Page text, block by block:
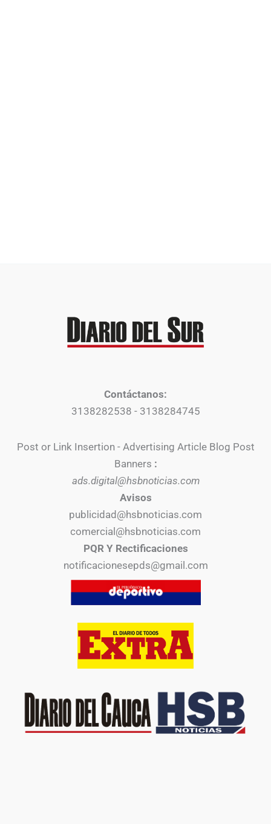
Contáctanos:
3138282538 - 3138284745
Post or Link Insertion - Advertising Article Blog Post
Banners :
ads.digital@hsbnoticias.com
Avisos
publicidad@hsbnoticias.com
comercial@hsbnoticias.com
PQR Y Rectificaciones
notificacionesepds@gmail.com